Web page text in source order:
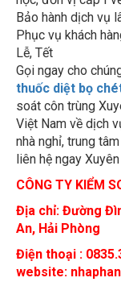
Bảo hành dịch vụ
Phục vụ khách
Lễ, Tết
Gọi ngay cho
thuốc diệt bọ
soát côn trùng
Việt Nam về dịch
nhà nghỉ, trung
liên hệ ngay
CÔNG TY KIỂM
Địa chỉ: Đường
An, Hải Phòng
Điện thoại :
website: